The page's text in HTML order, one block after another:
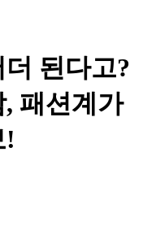
된다고?
패션계가
!